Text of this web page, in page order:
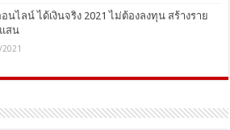
นไลน์ ได้เงินจริง 2021 ไม่ต้องลงทุน สร้างราย
สน